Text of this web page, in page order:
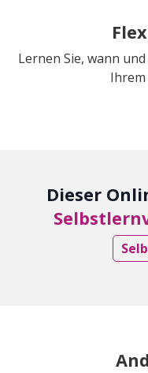
Lernen Sie, wann
Dieser